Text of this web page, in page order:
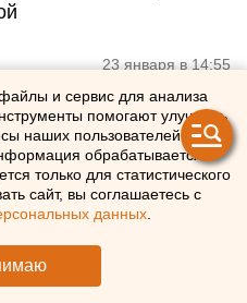
23 января в 14:55
и сервис для анализа
помогают улучшать
наших пользователей и
обрабатывается в
только для статистического
сайт, вы соглашаетесь с
данных